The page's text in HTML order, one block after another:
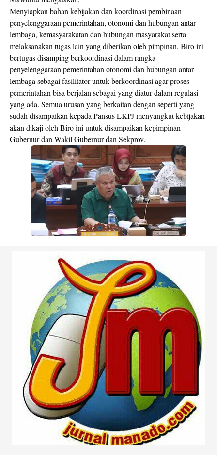
Menyiapkan bahan kebijakan dan koordinasi pembinaan
penyelenggaraan pemerintahan, otonomi dan hubungan antar
lembaga, kemasyarakatan dan hubungan masyarakat serta
melaksanakan tugas lain yang diberikan oleh pimpinan. Biro ini
bertugas disamping berkoordinasi dalam rangka
penyelenggaraan pemerintahan otonomi dan hubungan antar
lembaga sebagai fasilitator untuk berkoordinasi agar proses
pemerintahan bisa berjalan sebagai yang diatur dalam regulasi
yang ada. Semua urusan yang berkaitan dengan seperti yang
sudah disampaikan kepada Pansus LKPJ menyangkut kebijakan
akan dikaji oleh Biro ini untuk disampaikan kepimpinan
Gubernur dan Wakil Gubernur dan Sekprov.